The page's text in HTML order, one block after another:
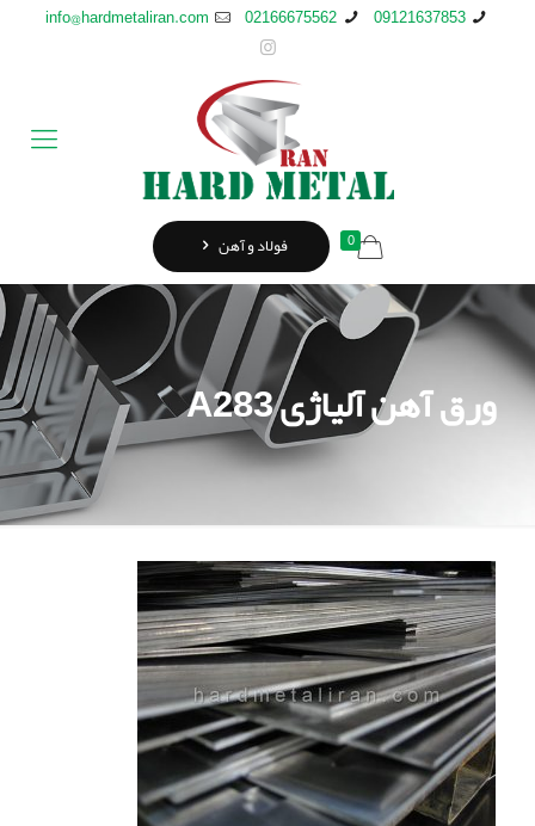
09121637853
02166675562
info@hardmetaliran.com
0 فولاد و آهن
ورق آهن آلیاژی A283